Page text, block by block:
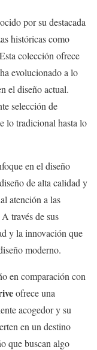
por su destacada
históricas como
colección ofrece
evolucionado a lo
el diseño actual.
selección de
lo tradicional hasta lo
en el diseño
de alta calidad y
atención a las
través de sus
y la innovación que
moderno.
en comparación con
ofrece una
acogedor y su
en un destino
que buscan algo